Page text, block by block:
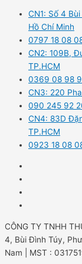
CN1: Số 4
Hồ Chí Minh
0797 18 08
CN2: 109B,
TP.HCM
0369 08 98
CN3: 220
090 245 92
CN4: 83D
TP.HCM
0923 18 08
CÔNG TY TNHH
4, Bùi Đình Túy,
Nam | MST :